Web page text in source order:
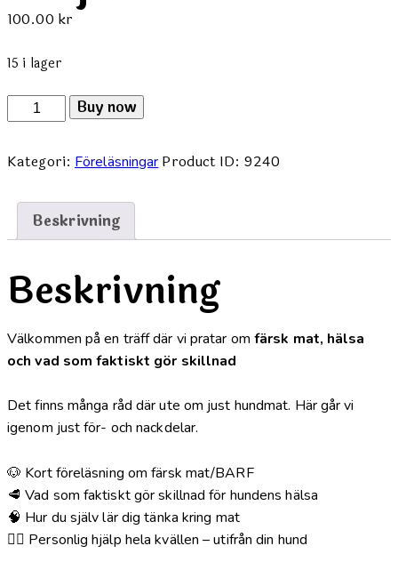
100.00 kr
15 i lager
du
din
riktig
mat
men
vet
var
du
börja?
mängd
Buy now
Kategori: Föreläsningar Product ID: 9240
Beskrivning
Beskrivning
Välkommen på en träff där vi pratar om färsk mat, hälsa
och vad som faktiskt gör skillnad
Det finns många råd där ute om just hundmat. Här går vi
igenom just för- och nackdelar.
🐶 Kort föreläsning om färsk mat/BARF
🥩 Vad som faktiskt gör skillnad för hundens hälsa
🧠 Hur du själv lär dig tänka kring mat
🙋‍♀️ Personlig hjälp hela kvällen – utifrån din hund